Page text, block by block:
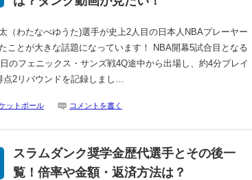
（わたなべゆうた)選手が史上2人目の日本人NBAプレーヤー
ことが大きな話題になっています！ NBA開幕5試合目となる
のフェニックス・サンズ戦4Q途中から出場し、約4分プレイ
点2リバウンドを記録しまし…
ットボール コメントを書く
スラムダンク奨学金歴代選手とその後一
覧！倍率や金額・返済方法は？